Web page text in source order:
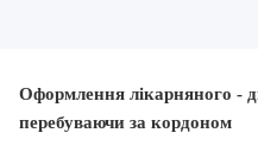
Оформлення лікарняного -
перебуваючи за кордоном